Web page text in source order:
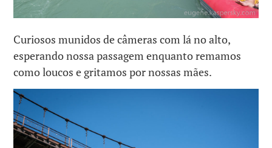
Curiosos munidos de câmeras com lá no alto,
esperando nossa passagem enquanto remamos
como loucos e gritamos por nossas mães.